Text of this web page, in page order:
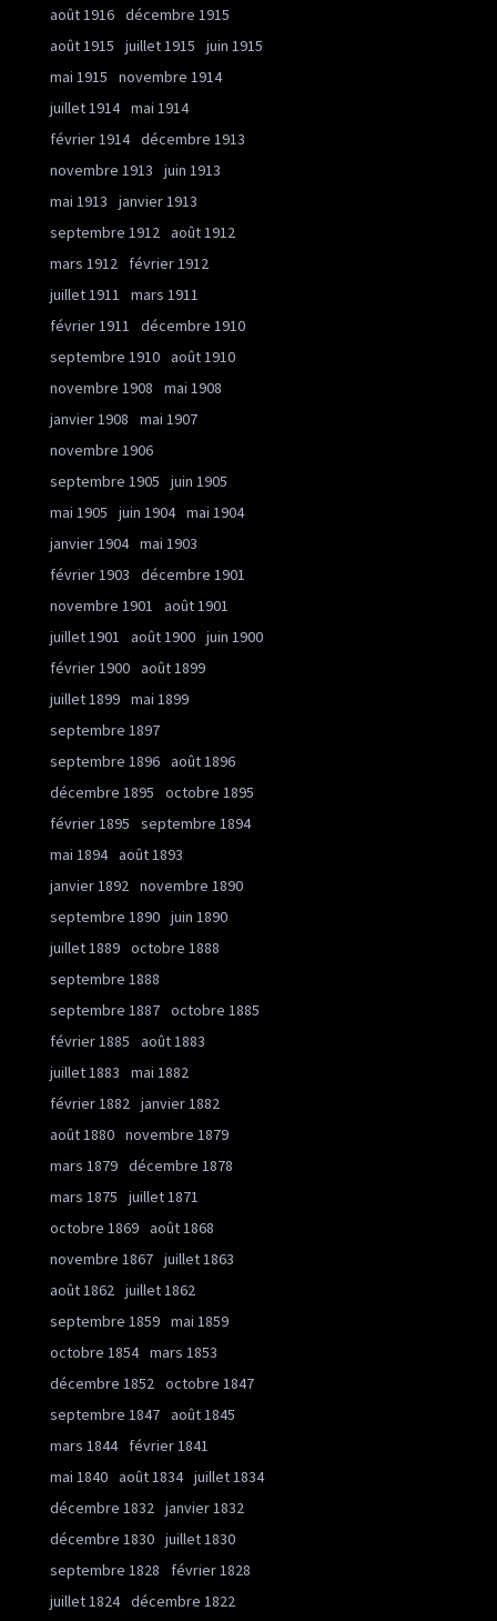
août 1916 décembre 1915
août 1915
juillet 1915
juin 1915
mai 1915
novembre 1914
juillet 1914 mai 1914
février 1914 décembre 1913
novembre 1913
juin 1913
mai 1913
janvier 1913
septembre 1912 août 1912
mars 1912
février 1912
juillet 1911
mars 1911
février 1911
décembre 1910
septembre 1910 août 1910
novembre 1908
mai 1908
janvier 1908
mai 1907
novembre 1906
septembre 1905
juin 1905
mai 1905
juin 1904 mai 1904
janvier 1904 mai 1903
février 1903
décembre 1901
novembre 1901
août 1901
juillet 1901
août 1900 juin 1900
février 1900 août 1899
juillet 1899 mai 1899
septembre 1897
septembre 1896 août 1896
décembre 1895
octobre 1895
février 1895
septembre 1894
mai 1894 août 1893
janvier 1892 novembre 1890
septembre 1890 juin 1890
juillet 1889 octobre 1888
septembre 1888
septembre 1887 octobre 1885
février 1885
août 1883
juillet 1883
mai 1882
février 1882 janvier 1882
août 1880 novembre 1879
mars 1879 décembre 1878
mars 1875
juillet 1871
octobre 1869 août 1868
novembre 1867 juillet 1863
août 1862 juillet 1862
septembre 1859 mai 1859
octobre 1854 mars 1853
décembre 1852 octobre 1847
septembre 1847 août 1845
mars 1844
février 1841
mai 1840 août 1834 juillet 1834
décembre 1832 janvier 1832
décembre 1830 juillet 1830
septembre 1828
février 1828
juillet 1824 décembre 1822